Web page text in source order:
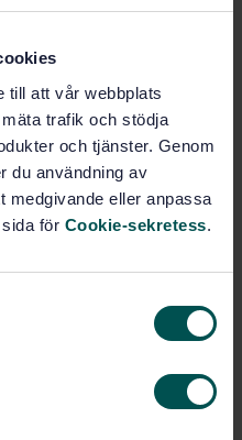
till att vår webbplats
trafik och stödja
och tjänster. Genom
du användning av
medgivande eller anpassa
för Cookie-sekretess.
av träkonstruktioner –
standarden - Läs mer
Pris:2 183 SEK
Lägg i varukorgen